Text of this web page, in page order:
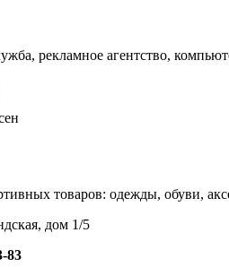
, рекламное агентство,
товаров: одежды, обуви,
дом 1/5
83